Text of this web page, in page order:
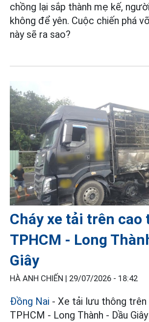
chồng lại sắp thành mẹ kế,
không để yên. Cuộc chiến phá
này sẽ ra sao?
Cháy xe tải trên cao
TPHCM - Long
Giây
HÀ ANH CHIẾN | 29/07/2026 - 18:42
Đồng Nai - Xe tải lưu thông
TPHCM - Long Thành - Dầu